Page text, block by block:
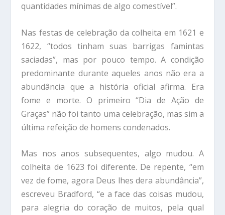
quantidades mínimas de algo comestível”.
Nas festas de celebração da colheita em 1621 e
1622, “todos tinham suas barrigas famintas
saciadas”, mas por pouco tempo. A condição
predominante durante aqueles anos não era a
abundância que a história oficial afirma. Era
fome e morte. O primeiro “Dia de Ação de
Graças” não foi tanto uma celebração, mas sim a
última refeição de homens condenados.
Mas nos anos subsequentes, algo mudou. A
colheita de 1623 foi diferente. De repente, “em
vez de fome, agora Deus lhes dera abundância”,
escreveu Bradford, “e a face das coisas mudou,
para alegria do coração de muitos, pela qual